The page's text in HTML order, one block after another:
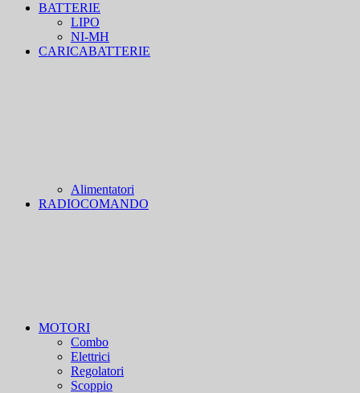
BATTERIE
LIPO
NI-MH
CARICABATTERIE
Alimentatori
RADIOCOMANDO
MOTORI
Combo
Elettrici
Regolatori
Scoppio